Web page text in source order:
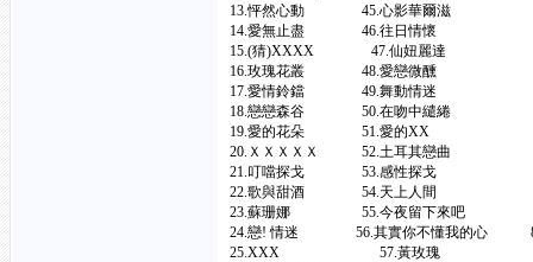
13.怦然心動 45.心影華爾
14.愛無止盡 46.往日情懷
15.(猜)XXXX 47.仙妞麗達
16.玫瑰花叢 48.愛戀微醺
17.愛情鈴鐺 49.舞動情迷
18.戀戀森谷 50.在吻中繾
19.愛的花朵 51.愛的XX
20.ＸＸＸＸＸ 52.土耳其戀曲
21.叮噹探戈 53.感性探戈
22.歌與甜酒 54.天上人間
23.蘇珊娜 55.今夜留下
24.戀! 情迷 56.其實你不懂我
25.XXX 57.黃玫瑰 89.